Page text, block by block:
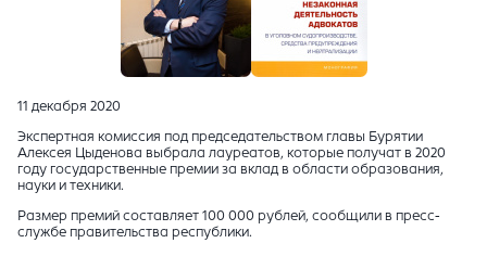
11 декабря 2020
Экспертная комиссия под председательством главы Бурятии
Алексея Цыденова выбрала лауреатов, которые получат в 2020
году государственные премии за вклад в области образования,
науки и техники.
Размер премий составляет 100 000 рублей, сообщили в пресс-
службе правительства республики.